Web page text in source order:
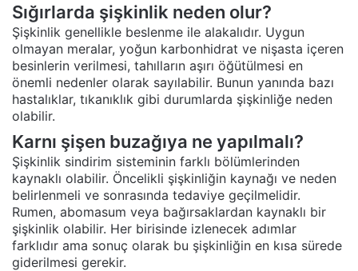
Sığırlarda şişkinlik neden olur?
Şişkinlik genellikle beslenme ile alakalıdır. Uygun
olmayan meralar, yoğun karbonhidrat ve nişasta içeren
besinlerin verilmesi, tahılların aşırı öğütülmesi en
önemli nedenler olarak sayılabilir. Bunun yanında bazı
hastalıklar, tıkanıklık gibi durumlarda şişkinliğe neden
olabilir.
Karnı şişen buzağıya ne yapılmalı?
Şişkinlik sindirim sisteminin farklı bölümlerinden
kaynaklı olabilir. Öncelikli şişkinliğin kaynağı ve neden
belirlenmeli ve sonrasında tedaviye geçilmelidir.
Rumen, abomasum veya bağırsaklardan kaynaklı bir
şişkinlik olabilir. Her birisinde izlenecek adımlar
farklıdır ama sonuç olarak bu şişkinliğin en kısa sürede
giderilmesi gerekir.